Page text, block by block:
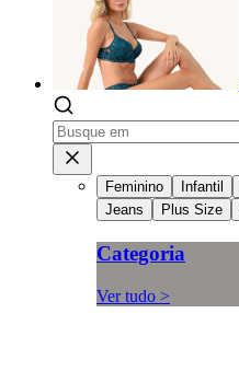
Feminino Infantil
Jeans
Plus Size
Categoria
Ver tudo >